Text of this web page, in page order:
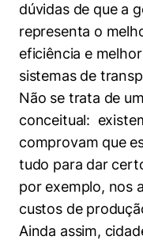
Finanças
Negócios
Políticas Públicas
Sustentabilidade
Tecnologia e Dados
dúvidas de que a
representa o
eficiência e
sistemas de
Não se trata de
conceitual:
comprovam que
tudo para dar
por exemplo, nos
custos de
Ainda assim,